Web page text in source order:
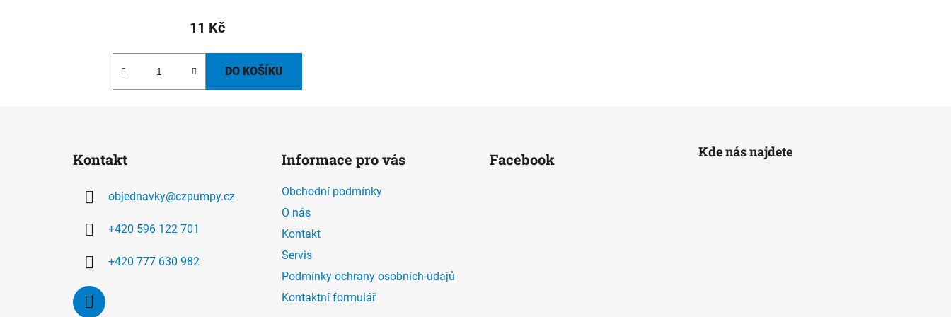
11 Kč
DO KOŠÍKU
Kontakt
objednavky@czpumpy.cz
+420 596 122 701
+420 777 630 982
Informace pro vás
Obchodní podmínky
O nás
Kontakt
Servis
Podmínky ochrany osobních údajů
Kontaktní formulář
Facebook Kde nás najdete